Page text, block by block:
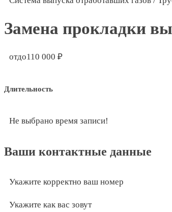
Замена прокладки
отдо110 000 ₽
Длительность
Не выбрано время записи!
Ваши контактные данные
Укажите корректно ваш номер
Укажите как вас зовут